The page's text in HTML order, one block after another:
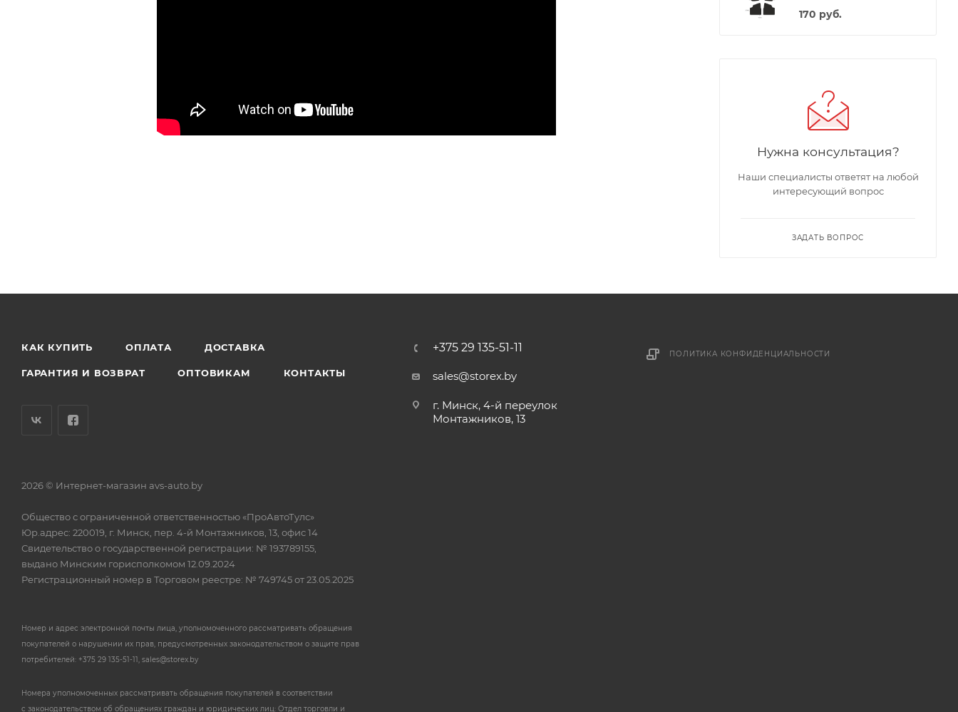
170 руб.
Нужна консультация?
Наши специалисты ответят на любой
интересующий вопрос
ЗАДАТЬ ВОПРОС
КАК КУПИТЬ ОПЛАТА ДОСТАВКА
ГАРАНТИЯ И ВОЗВРАТ ОПТОВИКАМ КОНТАКТЫ
+375 29 135-51-11
sales@storex.by
г. Минск, 4-й переулок
Монтажников, 13
ПОЛИТИКА КОНФИДЕНЦИАЛЬНОСТИ
2026 © Интернет-магазин avs-auto.by
Общество с ограниченной ответственностью «ПроАвтоТулс»
Юр.адрес: 220019, г. Минск, пер. 4-й Монтажников, 13, офис 14
Свидетельство о государственной регистрации: № 193789155,
выдано Минским горисполкомом 12.09.2024
Регистрационный номер в Торговом реестре: № 749745 от 23.05.2025
Номер и адрес электронной почты лица, уполномоченного рассматривать обращения
покупателей о нарушении их прав, предусмотренных законодательством о защите прав
потребителей: +375 29 135-51-11, sales@storex.by
Номера уполномоченных рассматривать обращения покупателей в соответствии
с законодательством об обращениях граждан и юридических лиц: Отдел торговли и